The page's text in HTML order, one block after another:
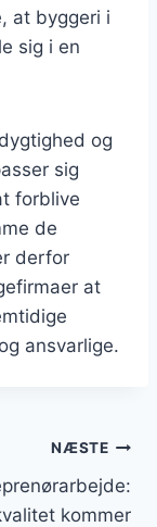
at byggeri i
sig i en
og
sig
forblive
de
derfor
at
ansvarlige.
NÆSTE
kommer